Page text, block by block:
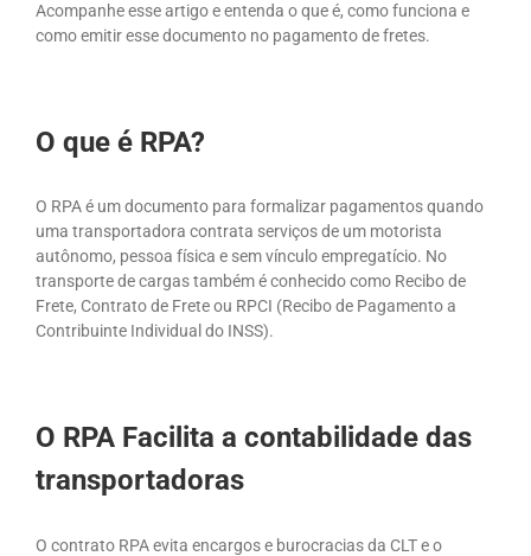
Acompanhe esse artigo e entenda o que é, como funciona e
como emitir esse documento no pagamento de fretes.
O que é RPA?
O RPA é um documento para formalizar pagamentos quando
uma transportadora contrata serviços de um motorista
autônomo, pessoa física e sem vínculo empregatício. No
transporte de cargas também é conhecido como Recibo de
Frete, Contrato de Frete ou RPCI (Recibo de Pagamento a
Contribuinte Individual do INSS).
O RPA Facilita a contabilidade das
transportadoras
O contrato RPA evita encargos e burocracias da CLT e o